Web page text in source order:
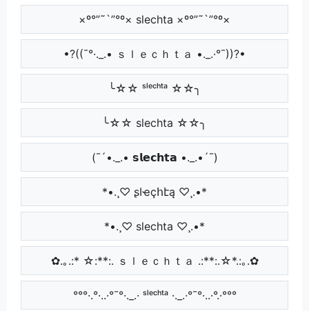
×º°”˜`”°º× slechta ×º°”˜`”°º×
•?((¯°·._.• ｓｌｅｃｈｔａ •._.·°¯))?•
╰☆☆ ˢˡᵉᶜʰᵗᵃ ☆☆╮
╰☆☆ slechta ☆☆╮
(¯´•._.• 𝘀𝗹𝗲𝗰𝗵𝘁𝗮 •._.•´¯)
*•.¸♡ ʂӀҽçհէą ♡¸.•*
*•.¸♡ slechta ♡¸.•*
✿.｡.:* ☆:**:. ｓｌｅｃｈｔａ .:**:.☆*.:｡.✿
°°°·.°·..·°¯°·._.· ˢˡᵉᶜʰᵗᵃ ·._.·°¯°·..·°.·°°°